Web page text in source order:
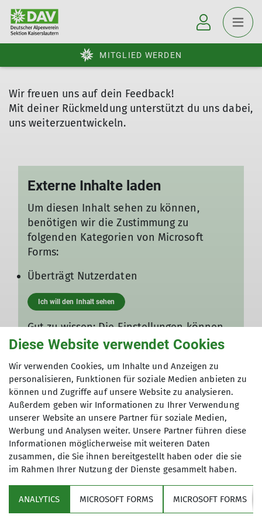
MITGLIED WERDEN
Wir freuen uns auf dein Feedback!
Mit deiner Rückmeldung unterstützt du uns dabei,
uns weiterzuentwickeln.
Externe Inhalte laden
Um diesen Inhalt sehen zu können,
benötigen wir die Zustimmung zu
folgenden Kategorien von Microsoft
Forms:
Überträgt Nutzerdaten
Ich will den Inhalt sehen
Gut zu wissen: Die Einstellungen können
jederzeit in denDatenschutz-
Partner
Diese Website verwendet Cookies
Wir verwenden Cookies, um Inhalte und Anzeigen zu
personalisieren, Funktionen für soziale Medien anbieten zu
können und Zugriffe auf unsere Website zu analysieren.
Außerdem geben wir Informationen zu Ihrer Verwendung
unserer Website an unsere Partner für soziale Medien,
Werbung und Analysen weiter. Unsere Partner führen diese
Informationen möglicherweise mit weiteren Daten
zusammen, die Sie ihnen bereitgestellt haben oder die sie
im Rahmen Ihrer Nutzung der Dienste gesammelt haben.
ANALYTICS MICROSOFT FORMS MICROSOFT FORMS